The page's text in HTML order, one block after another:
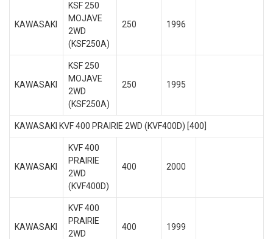
KAWASAKI
KSF 250
MOJAVE
2WD
(KSF250A)
250 1996
KAWASAKI
KSF 250
MOJAVE
2WD
(KSF250A)
250 1995
KAWASAKI KVF 400 PRAIRIE 2WD (KVF400D) [400]
KAWASAKI
KVF 400
PRAIRIE
2WD
(KVF400D)
400 2000
KAWASAKI
KVF 400
PRAIRIE
2WD
400 1999